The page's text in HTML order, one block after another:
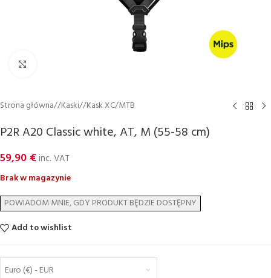
Strona główna/ Kaski/ Kask XC/MTB
P2R A20 Classic white, AT, M (55-58 cm)
59,90 €inc. VAT
Brak w magazynie
Add to wishlist
Euro (€) - EUR